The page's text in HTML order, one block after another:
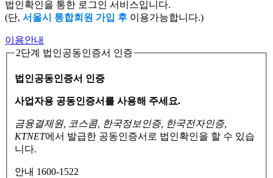
법인확인을 통한 로그인 서비스입니다.
(단, 서울시 통합회원 가입 후 이용가능합니다.)
이용안내
2단계 법인공동인증서 인증
법인공동인증서 인증
사업자용 공동인증서를 사용해 주세요.
금융결제원, 코스콤, 한국정보인증, 한국전자인증,
KTNET에서 발급한 공동인증서로 법인확인을 할 수 있습
니다.
안내 1600-1522